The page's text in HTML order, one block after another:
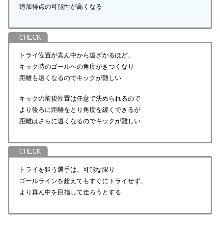
追加得点の可能性が高くなる
トライ位置が真ん中から遠ざかるほど、
キック時のゴールへの角度がきつくなり
距離も遠くなるのでキックが難しい
キックの前後位置は任意で決められるので
より後ろに距離をとり角度を緩くできるが
距離はさらに遠くなるのでキックが難しい
トライを狙う選手は、可能な限り
ゴールラインを超えてもすぐにトライせず、
より真ん中を目指して走ろうとする